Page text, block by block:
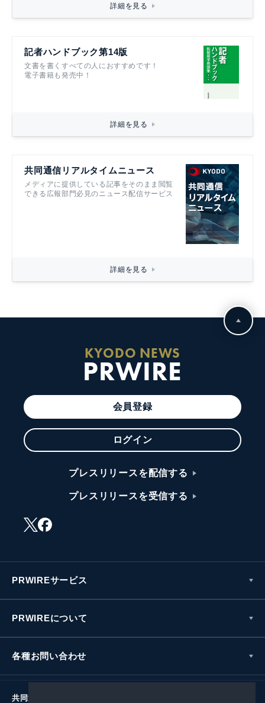
詳細を見る
記者ハンドブック第14版
文書を書くすべての人におすすめです！
電子書籍も発売中！
詳細を見る
共同通信リアルタイムニュース
メディアに提供している記事をそのまま閲覧
できる広報部門必見のニュース配信サービス
詳細を見る
KYODO NEWS
PRWIRE
会員登録
ログイン
プレスリリースを配信する
プレスリリースを受信する
PRWIREサービス
PRWIREについて
各種お問い合わせ
共同通信社グループ